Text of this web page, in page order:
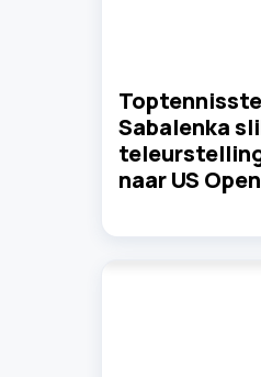
Sabalenka
naar US Open